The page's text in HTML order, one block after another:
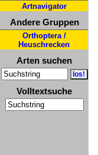
Artnavigator
Andere Gruppen
Orthoptera /
Heuschrecken
Arten suchen
Volltextsuche